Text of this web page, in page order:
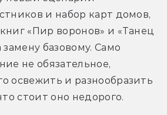
и набор карт домов,
«Пир воронов» и «Танец
замену базовому. Само
не обязательное,
освежить и разнообразить
стоит оно недорого.